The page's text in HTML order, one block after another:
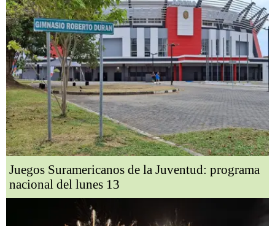
Juegos Suramericanos de la Juventud: programa
nacional del lunes 13